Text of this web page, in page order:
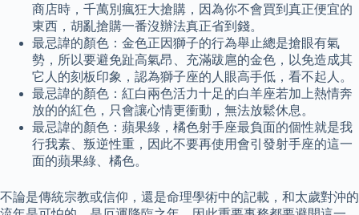
商店時，千萬別瘋狂大搶購，因為你不會買到真正便宜的
東西，胡亂搶購一番沒辦法真正省到錢。
最忌諱的顏色：金色正因獅子的行為舉止總是搶眼有氣
勢，所以要避免趾高氣昂、充滿跋扈的金色，以免造成其
它人的刻板印象，認為獅子座的人眼高手低，看不起人。
最忌諱的顏色：紅白兩色活力十足的白羊座若加上熱情奔
放的的紅色，只會讓心情更衝動，無法放鬆休息。
最忌諱的顏色：蘋果綠，橘色射手座最負面的個性就是我
行我素、叛逆性重，因此不要再使用會引發射手座的這一
面的蘋果綠、橘色。
不論是傳統宗教或信仰，還是命理學術中的記載，和太歲對沖的